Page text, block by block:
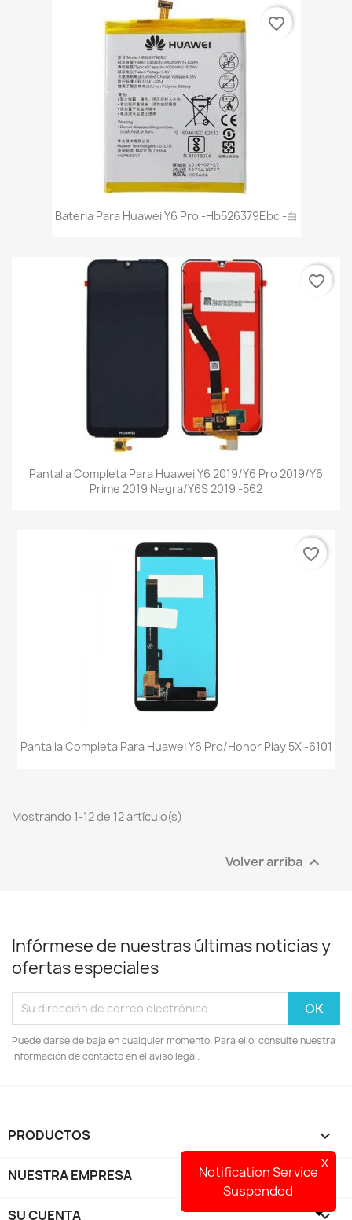
Bateria Para Huawei Y6 Pro -Hb526379Ebc -白
favorite_border
Pantalla Completa Para Huawei Y6 2019/Y6 Pro 2019/Y6
Prime 2019 Negra/Y6S 2019 -562
favorite_border
Pantalla Completa Para Huawei Y6 Pro/Honor Play 5X -6101
favorite_border
Mostrando 1-12 de 12 artículo(s)
Volver arriba 
Infórmese de nuestras últimas noticias y
ofertas especiales
Puede darse de baja en cualquier momento. Para ello, consulte nuestra
información de contacto en el aviso legal.
PRODUCTOS 
NUESTRA EMPRESA 
SU CUENTA 
x
Notification Service
Suspended